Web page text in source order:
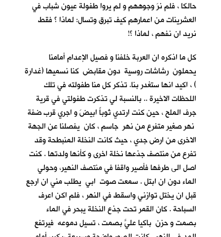
حالكا ، فلم نرَ وجوههم و لم يروا طفولة عيون شباب في
العشرينات من اعمارهم كيف تبرق وتسال: لماذا ؟ فقط
نريد ان نفهم ، لماذا ؟!
كل ما اذكره ان العربة خلفنا و فصيل الإعدام أمامنا
يحملون رشاشات روسية دون مقابض كنا نسميها (غدارة
) ، اكيد انها ستغدر بنا. تذكر كل منا طفولته في تلك
اللحظات الاخيرة .. بالنسبة لي تذكرت طفولتي في قرية
جرف الملح، حين كنت ارتدي ثوباً ابيضَ و اجري قرب ضفة
نهر صغير متفرع من نهر جاسم ، كان يفصلنا عن الجهة
الاخرى من ارض جدي ، حيث كانت النخلة المنبطحة وقد
تفرع من منتصف جذعها نخلة اخرى و كأنها ولدتها . كنت
اصل الى طرفها فأصير واقفا في منتصف النهير، وحولي
الماء دون ان ابتل . سمعت صوت ابي يطلب مني ان ارجع
قبل ان يختل توازني واسقط في النهر ، فلم اكن اعرف
السباحة . كان القمر تحت جذع النخلة يبحر في الماء
بصمت و حزن باكيا عليَّ بصمت ، تسيل دموعه فيرتفع